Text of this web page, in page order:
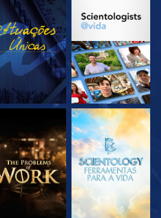
VEJA EXPLORE A SÉRIE
A SÉRIE EXPLORE A SÉRIE